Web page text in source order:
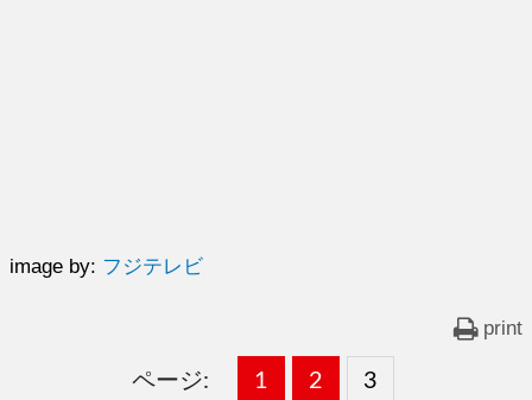
image by: フジテレビ
print
ページ:
固
1 ,
固
2 ,
固
3